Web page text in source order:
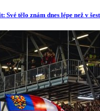
Své tělo znám dnes lépe než v